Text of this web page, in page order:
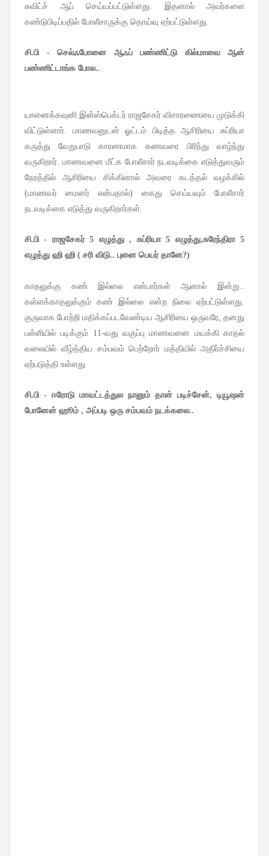
சுவிட்ச் ஆப் செய்யப்பட்டுள்ளது. இதனால் அவர்களை
கண்டுபிடிப்பதில் போலீசாருக்கு தொய்வு ஏற்பட்டுள்ளது.
சி.பி - செல்ஃபோனை ஆஃப் பண்ணிட்டு கில்மாவை ஆன்
பண்ணிட்டாங்க போல..
யானைக்கவுனி இன்ஸ்பெக்டர் ராஜசேகர் விசாரணையை முடுக்கி
விட்டுள்ளார். மாணவனுடன் ஓட்டம் பிடித்த ஆசிரியை சுப்ரியா
கருத்து வேறுபாடு காரணமாக கணவரை பிரிந்து வாழ்ந்து
வருகிறார். மாணவனை மீட்க போலீசார் நடவடிக்கை எடுத்துவரும்
நேரத்தில் ஆசிரியை சிக்கினால் அவரை கடத்தல் வழக்கில்
(மாணவர் மைனர் என்பதால்) கைது செய்யவும் போலீசார்
நடவடிக்கை எடுத்து வருகிறார்கள்.
சி.பி - ராஜசேகர் 5 எழுத்து , சுப்ரியா5 எழுத்து,சுரேந்திரா5
எழுத்து ஹி ஹி ( சரி விடு.. புனை பெயர் தானே?)
காதலுக்கு கண் இல்லை என்பார்கள் ஆனால் இன்று..
கள்ளக்காதலுக்கும் கண் இல்லை என்ற நிலை ஏற்பட்டுள்ளது.
குருவாக போற்றி மதிக்கப்படவேண்டிய ஆசிரியை ஒருவரே, தனது
பள்ளியில் படிக்கும் 11-வது வகுப்பு மாணவனை மயக்கி காதல்
வலையில் வீழ்த்திய சம்பவம் பெற்றோர் மத்தியில் அதிர்ச்சியை
ஏற்படுத்தி உள்ளது
சி.பி - ஈரோடு மாவட்டத்துல நானும் தான் படிச்சேன், டியூஷன்
போனேன் ஹூம் , அப்படி ஒரு சம்பவம் நடக்கலை..